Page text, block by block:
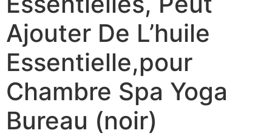
Ajouter De L’huile
Essentielle,pour
Chambre Spa Yoga
Bureau (noir)